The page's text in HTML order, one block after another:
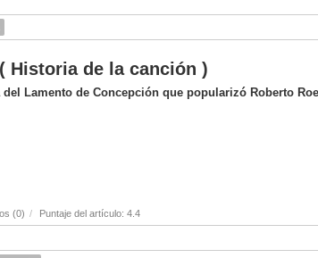
( Historia de la canción )
Lamento de Concepción que popularizó Roberto
(0) / Puntaje del artículo: 4.4